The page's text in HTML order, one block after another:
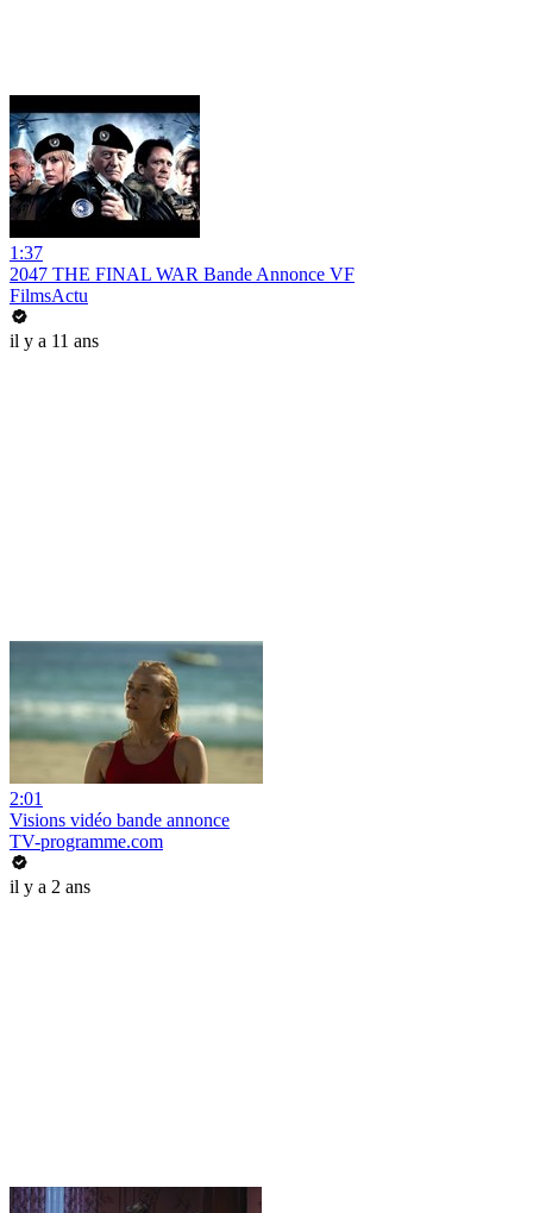
1:37
2047 THE FINAL WAR Bande Annonce VF
FilmsActu
il y a 11 ans
2:01
Visions vidéo bande annonce
TV-programme.com
il y a 2 ans